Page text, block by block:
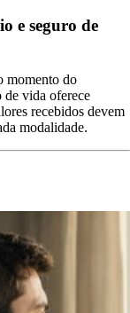
e seguro de
momento do
de vida oferece
recebidos devem
modalidade.